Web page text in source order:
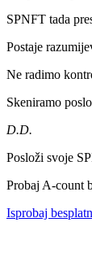
SPNFT tada
Postaje
Ne radimo
Skeniramo
D.D.
Posloži svoje
Probaj A-count
Isprobaj